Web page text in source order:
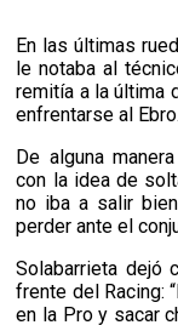
En las últimas
le notaba al
remitía a la última
enfrentarse al Ebro.
De alguna
con la idea de
no iba a salir
perder ante el
Solabarrieta dejó
frente del Racing:
en la Pro y sacar